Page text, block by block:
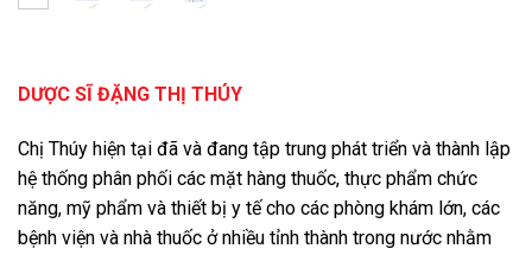
DƯỢC SĨ ĐẶNG THỊ THÚY
Chị Thúy hiện tại đã và đang tập trung phát triển và thành lập
hệ thống phân phối các mặt hàng thuốc, thực phẩm chức
năng, mỹ phẩm và thiết bị y tế cho các phòng khám lớn, các
bệnh viện và nhà thuốc ở nhiều tỉnh thành trong nước nhằm